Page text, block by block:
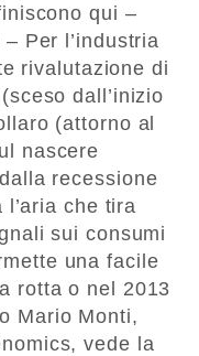
qui –
Per l’industria
rivalutazione di
dall’inizio
(attorno al
nascere
recessione
che tira
sui consumi
una facile
rotta o nel 2013
Mario Monti,
vede la